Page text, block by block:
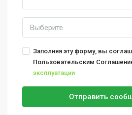
Выберите
Заполняя эту форму, вы
Пользовательским
эксплуатации
Отправить